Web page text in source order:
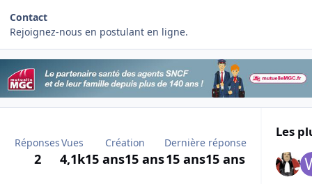
Contact
Rejoignez-nous en postulant en ligne.
Réponses
2
Vues
4,1k
Création
15 ans15 ans
Dernière réponse
15 ans15 ans
Les